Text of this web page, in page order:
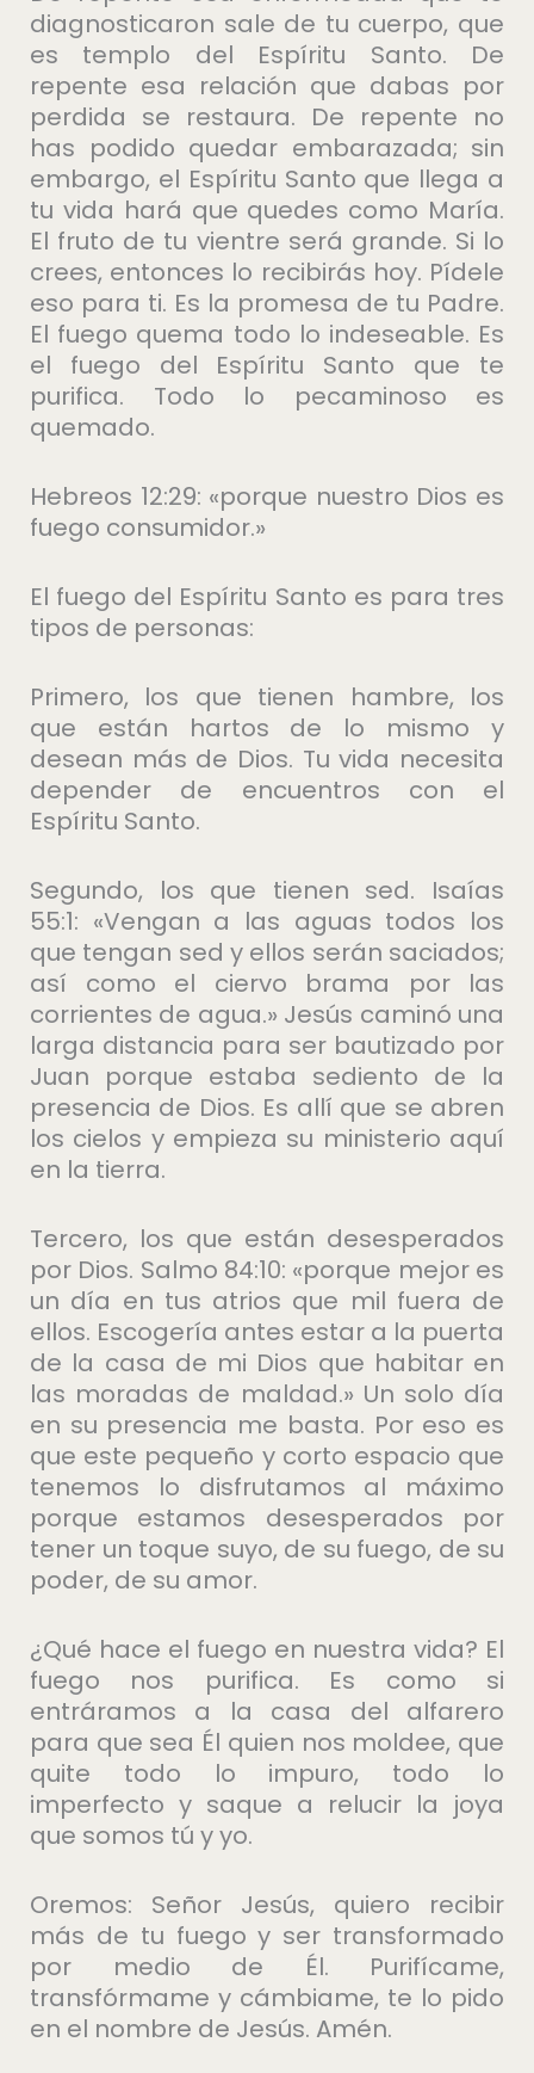
diagnosticaron sale de tu cuerpo, que
es templo del Espíritu Santo. De
repente esa relación que dabas por
perdida se restaura. De repente no
has podido quedar embarazada; sin
embargo, el Espíritu Santo que llega a
tu vida hará que quedes como María.
El fruto de tu vientre será grande. Si lo
crees, entonces lo recibirás hoy. Pídele
eso para ti. Es la promesa de tu Padre.
El fuego quema todo lo indeseable. Es
el fuego del Espíritu Santo que te
purifica. Todo lo pecaminoso es
quemado.
Hebreos 12:29: «porque nuestro Dios es
fuego consumidor.»
El fuego del Espíritu Santo es para tres
tipos de personas:
Primero, los que tienen hambre, los
que están hartos de lo mismo y
desean más de Dios. Tu vida necesita
depender de encuentros con el
Espíritu Santo.
Segundo, los que tienen sed. Isaías
55:1: «Vengan a las aguas todos los
que tengan sed y ellos serán saciados;
así como el ciervo brama por las
corrientes de agua.» Jesús caminó una
larga distancia para ser bautizado por
Juan porque estaba sediento de la
presencia de Dios. Es allí que se abren
los cielos y empieza su ministerio aquí
en la tierra.
Tercero, los que están desesperados
por Dios. Salmo 84:10: «porque mejor es
un día en tus atrios que mil fuera de
ellos. Escogería antes estar a la puerta
de la casa de mi Dios que habitar en
las moradas de maldad.» Un solo día
en su presencia me basta. Por eso es
que este pequeño y corto espacio que
tenemos lo disfrutamos al máximo
porque estamos desesperados por
tener un toque suyo, de su fuego, de su
poder, de su amor.
¿Qué hace el fuego en nuestra vida? El
fuego nos purifica. Es como si
entráramos a la casa del alfarero
para que sea Él quien nos moldee, que
quite todo lo impuro, todo lo
imperfecto y saque a relucir la joya
que somos tú y yo.
Oremos: Señor Jesús, quiero recibir
más de tu fuego y ser transformado
por medio de Él. Purifícame,
transfórmame y cámbiame, te lo pido
en el nombre de Jesús. Amén.